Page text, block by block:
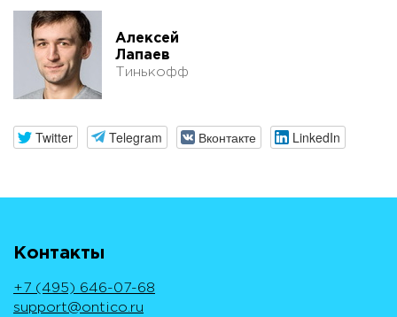
Алексей
Лапаев
Тинькофф
Twitter Telegram Вконтакте LinkedIn
Контакты
+7 (495) 646-07-68
support@ontico.ru